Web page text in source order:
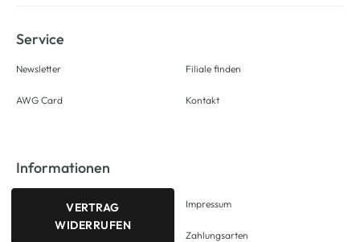
Service
Newsletter
AWG Card
Filiale finden
Kontakt
Informationen
VERTRAG
WIDERRUFEN
Impressum
Zahlungsarten